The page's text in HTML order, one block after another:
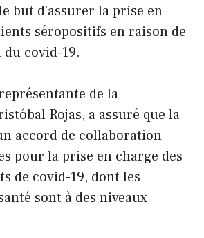
but d'assurer la prise en
séropositifs en raison de
covid-19.
de la
Rojas, a assuré que la
accord de collaboration
pour la prise en charge des
de covid-19, dont les
sont à des niveaux